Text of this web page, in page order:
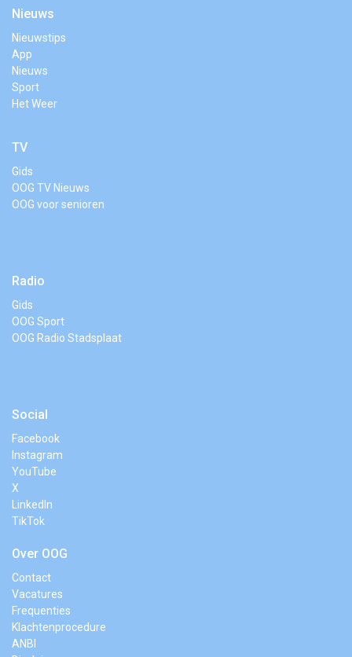
Nieuws
Nieuwstips
App
Nieuws
Sport
Het Weer
TV
Gids
OOG TV Nieuws
OOG voor senioren
Radio
Gids
OOG Sport
OOG Radio Stadsplaat
Social
Facebook
Instagram
YouTube
X
LinkedIn
TikTok
Over OOG
Contact
Vacatures
Frequenties
Klachtenprocedure
ANBI